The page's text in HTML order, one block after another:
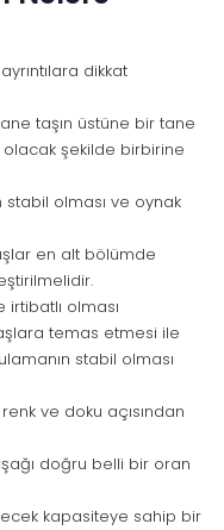
dikkat
taşın üstüne bir tane
şekilde birbirine
stabil olması ve oynak
en alt bölümde
irtibatlı olması
temas etmesi ile
stabil olması
ve doku açısından
doğru belli bir oran
kapasiteye sahip bir